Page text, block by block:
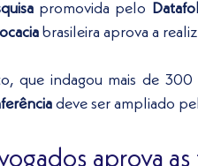
promovida pelo
brasileira aprova a
que indagou mais de 300
deve ser ampliado
aprova